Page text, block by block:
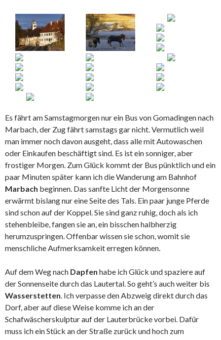
Es fährt am Samstagmorgen nur ein Bus von Gomadingen nach
Marbach, der Zug fährt samstags gar nicht. Vermutlich weil
man immer noch davon ausgeht, dass alle mit Autowaschen
oder Einkaufen beschäftigt sind. Es ist ein sonniger, aber
frostiger Morgen. Zum Glück kommt der Bus pünktlich und ein
paar Minuten später kann ich die Wanderung am Bahnhof
Marbach beginnen. Das sanfte Licht der Morgensonne
erwärmt bislang nur eine Seite des Tals. Ein paar junge Pferde
sind schon auf der Koppel. Sie sind ganz ruhig, doch als ich
stehenbleibe, fangen sie an, ein bisschen halbherzig
herumzuspringen. Offenbar wissen sie schon, womit sie
menschliche Aufmerksamkeit erregen können.
Auf dem Weg nach Dapfen habe ich Glück und spaziere auf
der Sonnenseite durch das Lautertal. So geht’s auch weiter bis
Wasserstetten. Ich verpasse den Abzweig direkt durch das
Dorf, aber auf diese Weise komme ich an der
Schafwäscherskulptur auf der Lauterbrücke vorbei. Dafür
muss ich ein Stück an der Straße zurück und hoch zum